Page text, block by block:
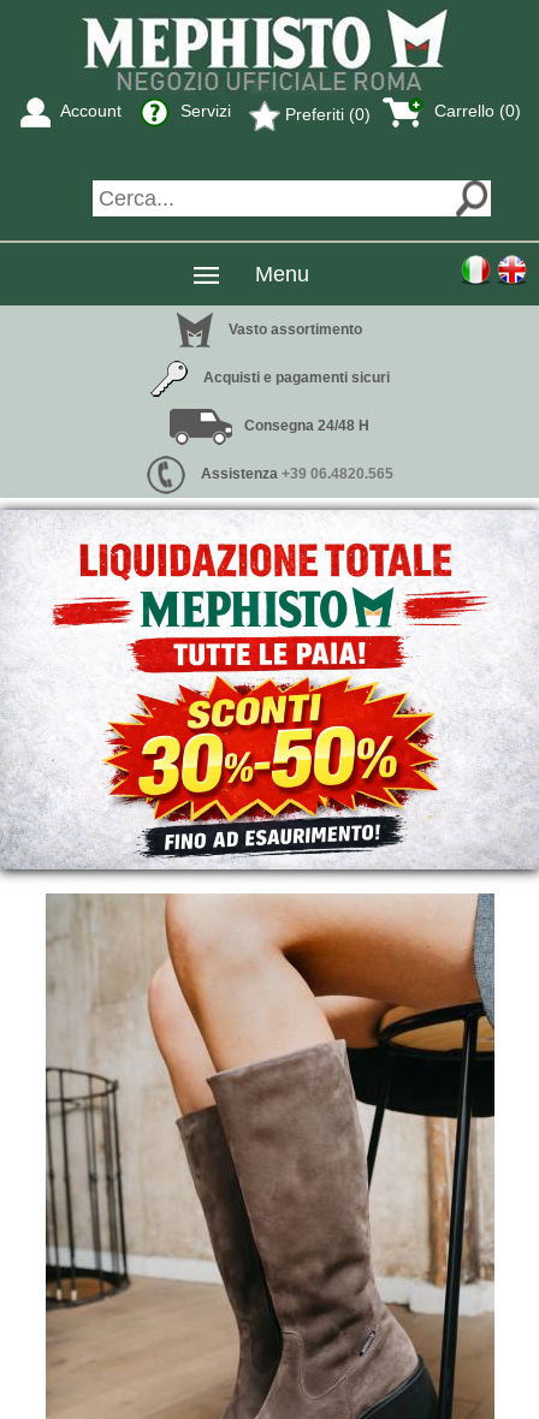
Carrello (0)
Preferiti (0)
Servizi
Account
Menu
Vasto assortimento
Acquisti e pagamenti sicuri
Consegna 24/48 H
Assistenza +39 06.4820.565